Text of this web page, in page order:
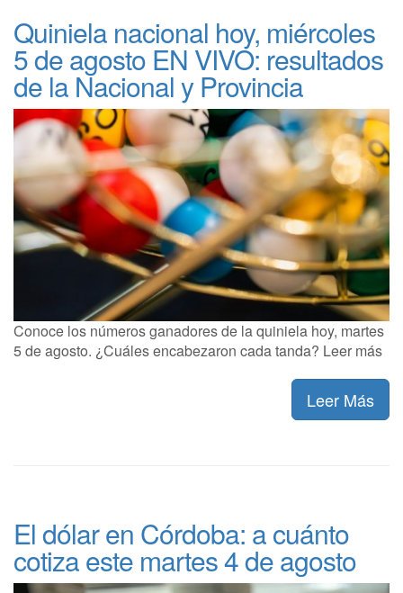
Quiniela nacional hoy, miércoles
5 de agosto EN VIVO: resultados
de la Nacional y Provincia
Conoce los números ganadores de la quiniela hoy, martes
5 de agosto. ¿Cuáles encabezaron cada tanda? Leer más
Leer Más
El dólar en Córdoba: a cuánto
cotiza este martes 4 de agosto